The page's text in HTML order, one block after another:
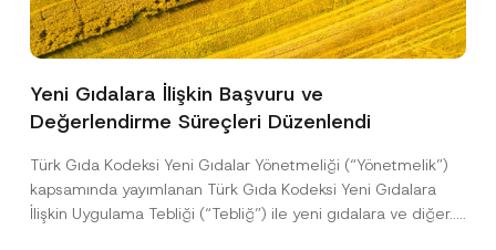
Yeni Gıdalara İlişkin Başvuru ve
Değerlendirme Süreçleri Düzenlendi
Türk Gıda Kodeksi Yeni Gıdalar Yönetmeliği (“Yönetmelik”)
kapsamında yayımlanan Türk Gıda Kodeksi Yeni Gıdalara
İlişkin Uygulama Tebliği (“Tebliğ”) ile yeni gıdalara ve diğer...